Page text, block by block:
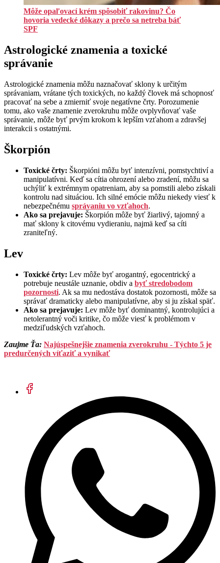
Môže opaľovací krém spôsobiť rakovinu? Čo
hovoria vedecké dôkazy a prečo sa netreba báť
SPF
Astrologické znamenia a toxické
správanie
Astrologické znamenia môžu naznačovať sklony k určitým
správaniam, vrátane tých toxických, no každý človek má schopnosť
pracovať na sebe a zmierniť svoje negatívne črty. Porozumenie
tomu, ako vaše znamenie zverokruhu môže ovplyvňovať vaše
správanie, môže byť prvým krokom k lepším vzťahom a zdravšej
interakcii s ostatnými.
Škorpión
Toxické črty: Škorpióni môžu byť intenzívni, pomstychtiví a
manipulatívni. Keď sa cítia ohrození alebo zradení, môžu sa
uchýliť k extrémnym opatreniam, aby sa pomstili alebo získali
kontrolu nad situáciou. Ich silné emócie môžu niekedy viesť k
nebezpečnému správaniu vo vzťahoch.
Ako sa prejavuje: Škorpión môže byť žiarlivý, tajomný a
mať sklony k citovému vydieraniu, najmä keď sa cíti
zraniteľný.
Lev
Toxické črty: Lev môže byť arogantný, egocentrický a
potrebuje neustále uznanie, obdiv a byť stredobodom
pozornosti. Ak sa mu nedostáva dostatok pozornosti, môže sa
správať dramaticky alebo manipulatívne, aby si ju získal späť.
Ako sa prejavuje: Lev môže byť dominantný, kontrolujúci a
netolerantný voči kritike, čo môže viesť k problémom v
medziľudských vzťahoch.
Zaujme Ťa: Najúspešnejšie znamenia zverokruhu - Týchto 5 je
predurčených víťaziť a vynikať